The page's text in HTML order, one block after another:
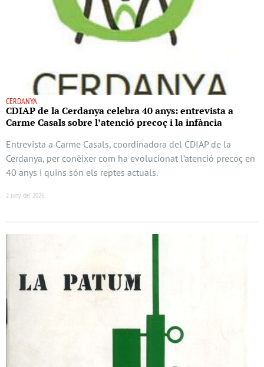
CERDANYA
CDIAP de la Cerdanya celebra 40 anys: entrevista a
Carme Casals sobre l’atenció precoç i la infància
Entrevista a Carme Casals, coordinadora del CDIAP de la
Cerdanya, per conèixer com ha evolucionat l’atenció precoç en
40 anys i quins són els reptes actuals.
2 juny del 2026